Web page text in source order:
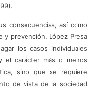
consecuencias, así como
y prevención, López Presa
los casos individuales
el carácter más o menos
sino que se requiere
de vista de la sociedad